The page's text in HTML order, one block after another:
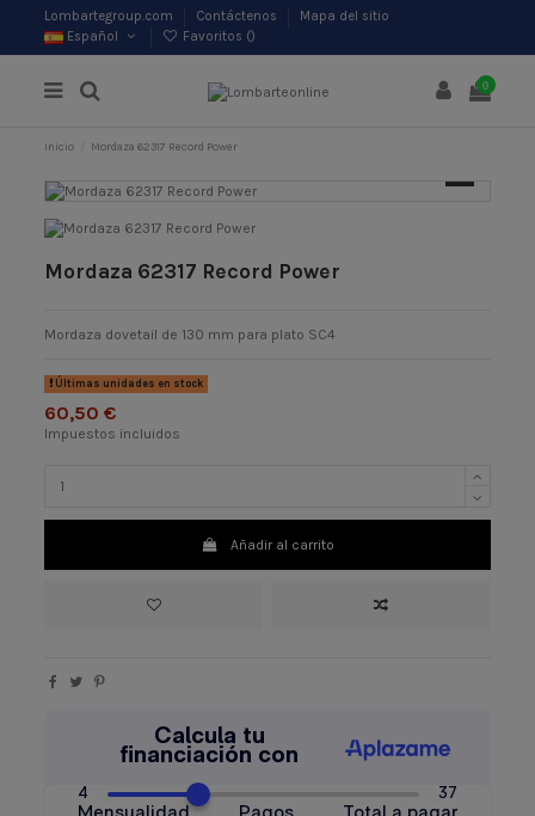
Lombartegroup.com Contáctenos
Mapa del sitio
Español
Favoritos ()
0
Inicio Mordaza 62317 Record Power
Mordaza 62317 Record Power
Mordaza dovetail de 130 mm para plato SC4
Últimas unidades en stock
60,50 €
Impuestos incluidos
Añadir al carrito